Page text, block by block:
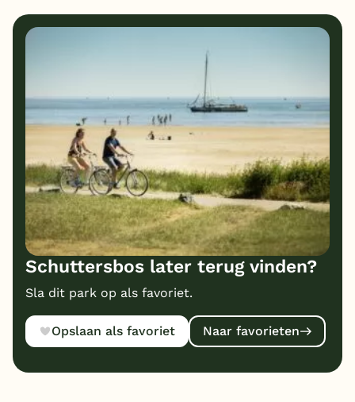
Schuttersbos later terug vinden?
Sla dit park op als favoriet.
Opslaan als favoriet Naar favorieten